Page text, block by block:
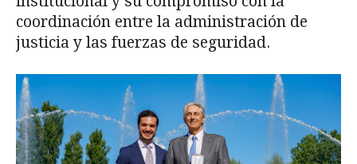
coordinación entre la administración de
justicia y las fuerzas de seguridad.